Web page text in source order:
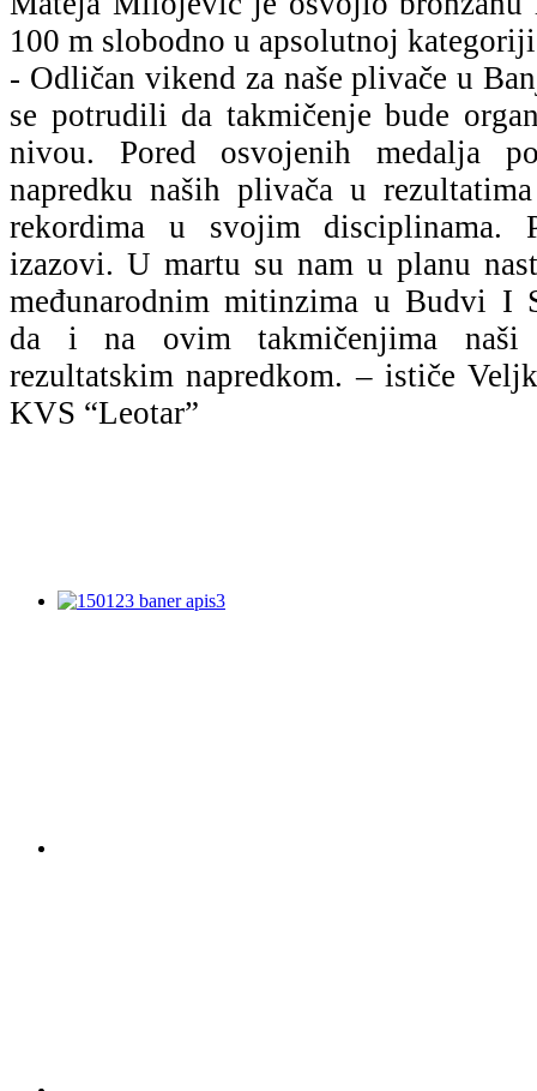
100 m slobodno u apsolutnoj
- Odličan vikend za naše plivače u
se potrudili da takmičenje bude
nivou. Pored osvojenih medalja
napredku naših plivača u
rekordima u svojim disciplinama.
izazovi. U martu su nam u planu
međunarodnim mitinzima u Budvi I
da i na ovim takmičenjima naši
rezultatskim napredkom. – ističe
KVS “Leotar”